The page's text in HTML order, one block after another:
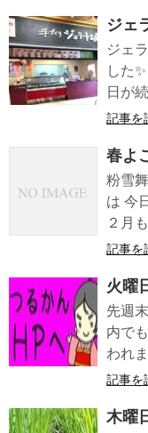
ジェ
ジェ
した
日が
記事を
春よ
粉雪
は 今
２月
記事を
火曜
先週
内で
われ
記事を
木曜